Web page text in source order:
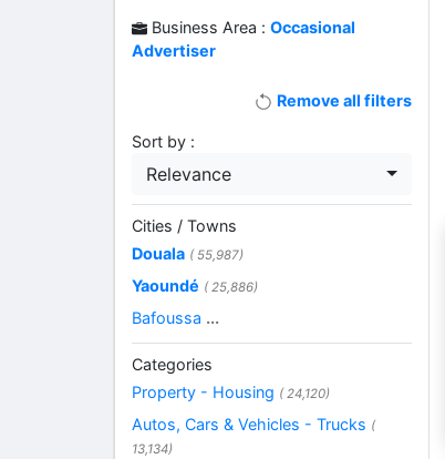
Business Area :Occasional
Advertiser
Remove all filters
Sort by :
Relevance
Cities / Towns
Douala ( 55,987)
Yaoundé ( 25,886)
Bafoussa ...
Categories
Property - Housing ( 24,120)
Autos, Cars & Vehicles - Trucks (
13,134)